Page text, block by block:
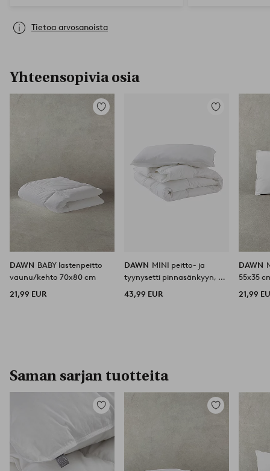
Tietoa arvosanoista
Yhteensopivia osia
Lisää
DAWN BABY lastenpeitto
vaunu/kehto 70x80 cm
21,99 EUR
Lisää
DAWN MINI peitto- ja
tyynysetti pinnasänkyyn, 2
43,99 EUR
DAWN
55x35
21,99
Saman sarjan tuotteita
Lisää
Lisää